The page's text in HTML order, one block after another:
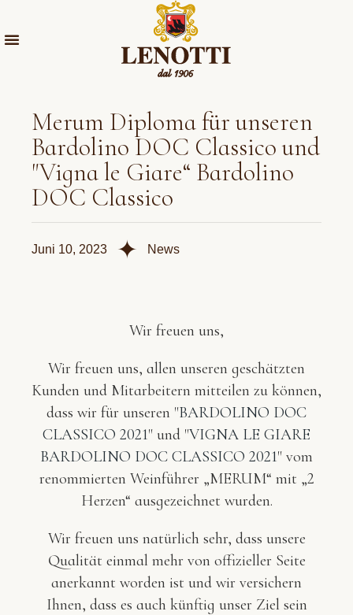
Merum Diploma für unseren
Bardolino DOC Classico und
"Vigna le Giare“ Bardolino
DOC Classico
Juni 10, 2023 ✦ News
Wir freuen uns,
Wir freuen uns, allen unseren geschätzten
Kunden und Mitarbeitern mitteilen zu können,
dass wir für unseren "BARDOLINO DOC
CLASSICO 2021" und "VIGNA LE GIARE
BARDOLINO DOC CLASSICO 2021" vom
renommierten Weinführer „MERUM“ mit „2
Herzen“ ausgezeichnet wurden.
Wir freuen uns natürlich sehr, dass unsere
Qualität einmal mehr von offizieller Seite
anerkannt worden ist und wir versichern
Ihnen, dass es auch künftig unser Ziel sein